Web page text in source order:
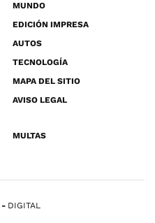
MUNDO
EDICIÓN IMPRESA
AUTOS
TECNOLOGÍA
MAPA DEL SITIO
AVISO LEGAL
MULTAS
DIGITAL